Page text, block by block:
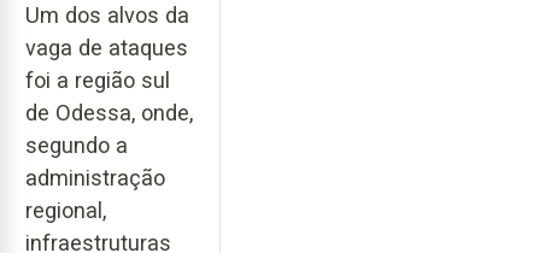
Um dos alvos da
vaga de ataques
foi a região sul
de Odessa, onde,
segundo a
administração
regional,
infraestruturas